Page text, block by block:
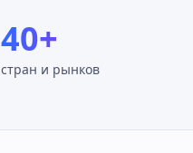
40+
стран и рынков